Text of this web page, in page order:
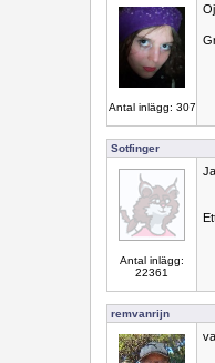
Antal inlägg: 307
Oj.
Sotfinger
Antal inlägg:
22361
remvanrijn